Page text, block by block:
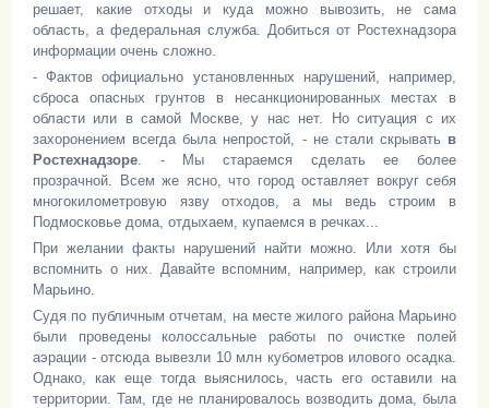
решает, какие отходы и куда можно вывозить, не сама
область, а федеральная служба. Добиться от Ростехнадзора
информации очень сложно.
- Фактов официально установленных нарушений, например,
сброса опасных грунтов в несанкционированных местах в
области или в самой Москве, у нас нет. Но ситуация с их
захоронением всегда была непростой, - не стали скрывать в
Ростехнадзоре. - Мы стараемся сделать ее более
прозрачной. Всем же ясно, что город оставляет вокруг себя
многокилометровую язву отходов, а мы ведь строим в
Подмосковье дома, отдыхаем, купаемся в речках...
При желании факты нарушений найти можно. Или хотя бы
вспомнить о них. Давайте вспомним, например, как строили
Марьино.
Судя по публичным отчетам, на месте жилого района Марьино
были проведены колоссальные работы по очистке полей
аэрации - отсюда вывезли 10 млн кубометров илового осадка.
Однако, как еще тогда выяснилось, часть его оставили на
территории. Там, где не планировалось возводить дома, была